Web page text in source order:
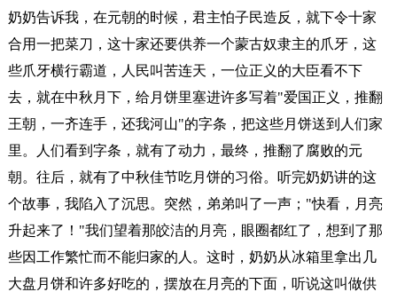
奶奶告诉我，在元朝的时候，君主怕子民造反，就下令十家
合用一把菜刀，这十家还要供养一个蒙古奴隶主的爪牙，这
些爪牙横行霸道，人民叫苦连天，一位正义的大臣看不下
去，就在中秋月下，给月饼里塞进许多写着"爱国正义，推翻
王朝，一齐连手，还我河山"的字条，把这些月饼送到人们家
里。人们看到字条，就有了动力，最终，推翻了腐败的元
朝。往后，就有了中秋佳节吃月饼的习俗。听完奶奶讲的这
个故事，我陷入了沉思。突然，弟弟叫了一声；"快看，月亮
升起来了！"我们望着那皎洁的月亮，眼圈都红了，想到了那
些因工作繁忙而不能归家的人。这时，奶奶从冰箱里拿出几
大盘月饼和许多好吃的，摆放在月亮的下面，听说这叫做供